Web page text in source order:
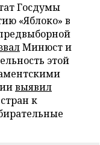
Госдумы
«Яблоко» в
Минюст и
этой
выявил
к